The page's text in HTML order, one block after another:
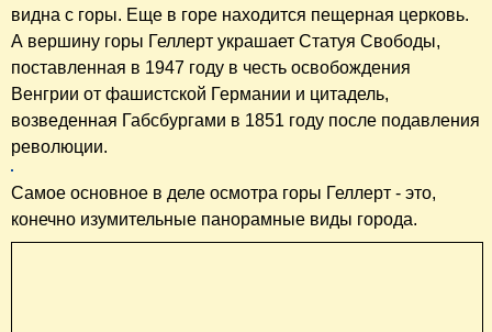
видна с горы. Еще в горе находится пещерная церковь.
А вершину горы Геллерт украшает Статуя Свободы,
поставленная в 1947 году в честь освобождения
Венгрии от фашистской Германии и цитадель,
возведенная Габсбургами в 1851 году после подавления
революции.